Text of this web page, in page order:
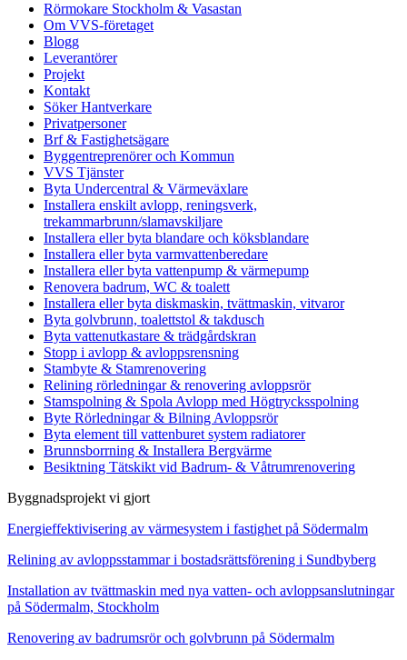
Rörmokare Stockholm & Vasastan
Om VVS-företaget
Blogg
Leverantörer
Projekt
Kontakt
Söker Hantverkare
Privatpersoner
Brf & Fastighetsägare
Byggentreprenörer och Kommun
VVS Tjänster
Byta Undercentral & Värmeväxlare
Installera enskilt avlopp, reningsverk,
trekammarbrunn/slamavskiljare
Installera eller byta blandare och köksblandare
Installera eller byta varmvattenberedare
Installera eller byta vattenpump & värmepump
Renovera badrum, WC & toalett
Installera eller byta diskmaskin, tvättmaskin, vitvaror
Byta golvbrunn, toalettstol & takdusch
Byta vattenutkastare & trädgårdskran
Stopp i avlopp & avloppsrensning
Stambyte & Stamrenovering
Relining rörledningar & renovering avloppsrör
Stamspolning & Spola Avlopp med Högtrycksspolning
Byte Rörledningar & Bilning Avloppsrör
Byta element till vattenburet system radiatorer
Brunnsborrning & Installera Bergvärme
Besiktning Tätskikt vid Badrum- & Våtrumrenovering
Byggnadsprojekt vi gjort
Energieffektivisering av värmesystem i fastighet på Södermalm
Relining av avloppsstammar i bostadsrättsförening i Sundbyberg
Installation av tvättmaskin med nya vatten- och avloppsanslutningar
på Södermalm, Stockholm
Renovering av badrumsrör och golvbrunn på Södermalm